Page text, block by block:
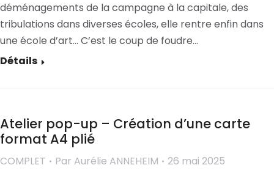
déménagements de la campagne à la capitale, des
tribulations dans diverses écoles, elle rentre enfin dans
une école d’art… C’est le coup de foudre…
Détails
Atelier pop-up – Création d’une carte
format A4 plié
COMPLET Par Aurélie ANNEHEIM
26 mai 2025